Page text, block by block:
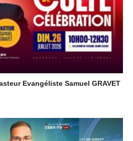
Evangéliste Samuel GRAVET